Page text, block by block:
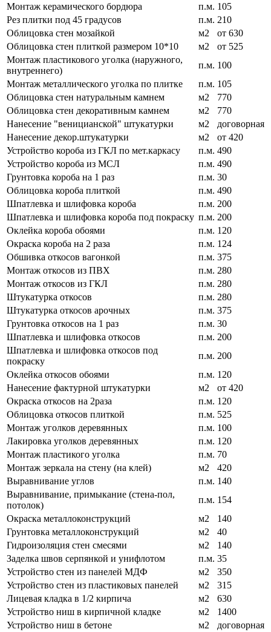
Монтаж керамического бордюра
п.м. 105
Рез плитки под 45 градусов
п.м. 210
Облицовка стен мозайкой
м2
от 630
Облицовка стен плиткой размером 10*10
м2
от 525
Монтаж пластикового уголка (наружного,
внутреннего)
п.м. 100
Монтаж металлического уголка по плитке
п.м. 105
Облицовка стен натуральным камнем
м2
770
Облицовка стен декоративным камнем
м2
770
Нанесение "веницианской" штукатурки
м2
договорная
Нанесение декор.штукатурки
м2
от 420
Устройство короба из ГКЛ по мет.каркасу
п.м. 490
Устройство короба из МСЛ
п.м. 490
Грунтовка короба на 1 раз
п.м. 30
Облицовка короба плиткой
п.м. 490
Шпатлевка и шлифовка короба
п.м. 200
Шпатлевка и шлифовка короба под покраску п.м. 200
Оклейка короба обоями
п.м. 120
Окраска короба на 2 раза
п.м. 124
Обшивка откосов вагонкой
п.м. 375
Монтаж откосов из ПВХ
п.м. 280
Монтаж откосов из ГКЛ
п.м. 280
Штукатурка откосов
п.м. 280
Штукатурка откосов арочных
п.м. 375
Грунтовка откосов на 1 раз
п.м. 30
Шпатлевка и шлифовка откосов
п.м. 200
Шпатлевка и шлифовка откосов под
покраску
п.м. 200
Оклейка откосов обоями
п.м. 120
Нанесение фактурной штукатурки
м2
от 420
Окраска откосов на 2раза
п.м. 120
Облицовка откосов плиткой
п.м. 525
Монтаж уголков деревянных
п.м. 100
Лакировка уголков деревянных
п.м. 120
Монтаж пластикого уголка
п.м. 70
Монтаж зеркала на стену (на клей)
м2
420
Выравнивание углов
п.м. 140
Выравнивание, примыкание (стена-пол,
потолок)
п.м. 154
Окраска металлоконструкций
м2
140
Грунтовка металлоконструкций
м2
40
Гидроизоляция стен смесями
м2
140
Заделка швов серпянкой и унифлотом
п.м. 35
Устройство стен из панелей МДФ
м2
350
Устройство стен из пластиковых панелей
м2
315
Лицевая кладка в 1/2 кирпича
м2
630
Устройство ниш в кирпичной кладке
м2
1400
Устройство ниш в бетоне
м2
договорная